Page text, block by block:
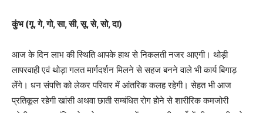
कुंभ (गू, गे, गो, सा, सी, सू, से, सो, दा)
आज के दिन लाभ की स्थिति आपके हाथ से निकलती नजर आएगी। थोड़ी
लापरवाही एवं थोड़ा गलत मार्गदर्शन मिलने से सहज बनने वाले भी कार्य बिगाड़
लेंगे। धन संपत्ति को लेकर परिवार में आंतरिक कलह रहेगी। सेहत भी आज
प्रतिकूल रहेगी खांसी अथवा छाती सम्बंधित रोग होने से शारीरिक कमजोरी